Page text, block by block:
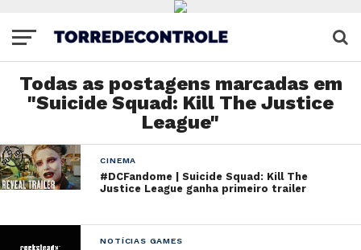
Todas as postagens marcadas em
"Suicide Squad: Kill The Justice
League"
CINEMA
#DCFandome | Suicide Squad: Kill The
Justice League ganha primeiro trailer
NOTÍCIAS GAMES